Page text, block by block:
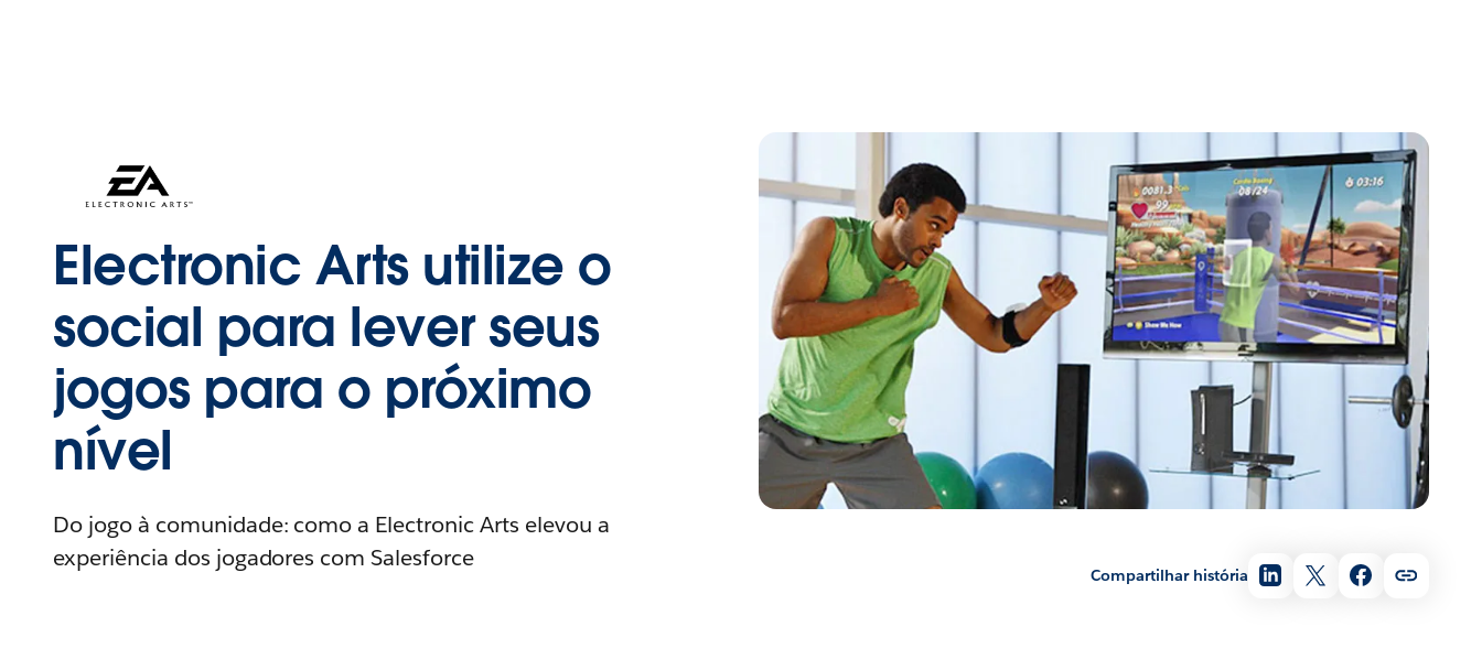
Compartilhar história
Electronic Arts utilize o
social para lever seus
jogos para o próximo
nível
Do jogo à comunidade: como a Electronic Arts elevou a
experiência dos jogadores com Salesforce